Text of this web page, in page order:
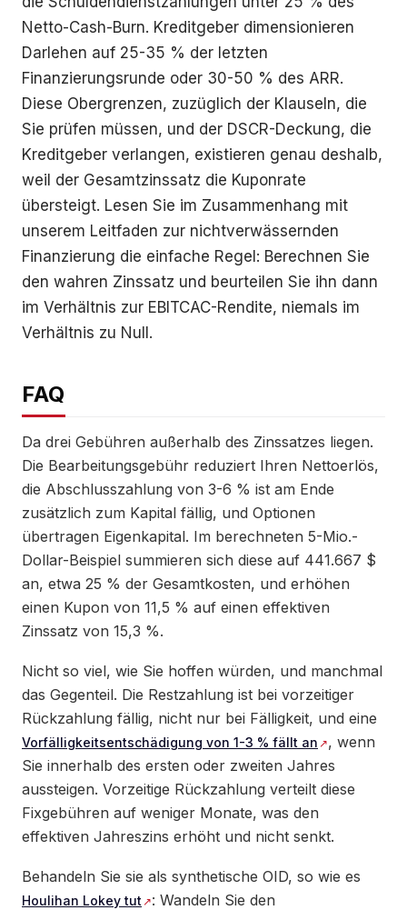
Netto-Cash-Burn. Kreditgeber dimensionieren
Darlehen auf 25-35 % der letzten
Finanzierungsrunde oder 30-50 % des ARR.
Diese Obergrenzen, zuzüglich der Klauseln, die
Sie prüfen müssen, und der DSCR-Deckung, die
Kreditgeber verlangen, existieren genau deshalb,
weil der Gesamtzinssatz die Kuponrate
übersteigt. Lesen Sie im Zusammenhang mit
unserem Leitfaden zur nichtverwässernden
Finanzierung die einfache Regel: Berechnen Sie
den wahren Zinssatz und beurteilen Sie ihn dann
im Verhältnis zur EBITCAC-Rendite, niemals im
Verhältnis zu Null.
FAQ
Da drei Gebühren außerhalb des Zinssatzes liegen.
Die Bearbeitungsgebühr reduziert Ihren Nettoerlös,
die Abschlusszahlung von 3-6 % ist am Ende
zusätzlich zum Kapital fällig, und Optionen
übertragen Eigenkapital. Im berechneten 5-Mio.-
Dollar-Beispiel summieren sich diese auf 441.667 $
an, etwa 25 % der Gesamtkosten, und erhöhen
einen Kupon von 11,5 % auf einen effektiven
Zinssatz von 15,3 %.
Nicht so viel, wie Sie hoffen würden, und manchmal
das Gegenteil. Die Restzahlung ist bei vorzeitiger
Rückzahlung fällig, nicht nur bei Fälligkeit, und eine
Vorfälligkeitsentschädigung von 1-3 % fällt an
, wenn
Sie innerhalb des ersten oder zweiten Jahres
aussteigen. Vorzeitige Rückzahlung verteilt diese
Fixgebühren auf weniger Monate, was den
effektiven Jahreszins erhöht und nicht senkt.
Behandeln Sie sie als synthetische OID, so wie es
Houlihan Lokey tut
: Wandeln Sie den